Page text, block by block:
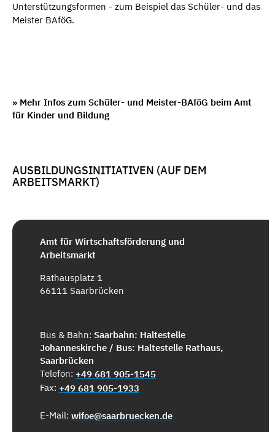
Unterstützungsformen - zum Beispiel das Schüler- und das
Meister BAföG.
» Mehr Infos zum Schüler- und Meister-BAföG beim Amt
für Kinder und Bildung
AUSBILDUNGSINITIATIVEN (AUF DEM
ARBEITSMARKT)
Amt für Wirtschaftsförderung und
Arbeitsmarkt
Rathausplatz 1
66111 Saarbrücken
Bus & Bahn: Saarbahn: Haltestelle
Johanneskirche / Bus: Haltestelle Rathaus,
Saarbrücken
Telefon: +49 681 905-1545
Fax: +49 681 905-1933
E-Mail: wifoe@saarbruecken.de